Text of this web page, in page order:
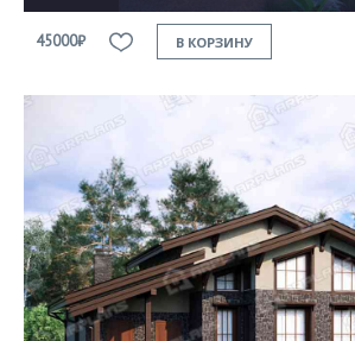
45000₽ В КОРЗИНУ